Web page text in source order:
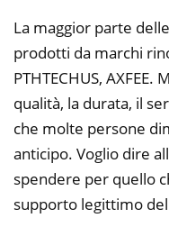
La maggior parte
prodotti da marchi
PTHTECHUS,
qualità, la durata, il
che molte persone
anticipo. Voglio dire
spendere per quello
supporto legittimo